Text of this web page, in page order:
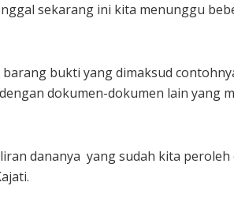
sekarang ini kita menunggu
bukti yang dimaksud
dokumen-dokumen lain yang
dananya yang sudah kita